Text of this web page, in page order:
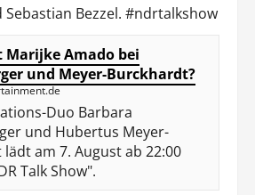
Bezzel. #ndrtalkshow
Marijke Amado bei
und Meyer-Burckhardt?
Duo Barbara
und Hubertus Meyer-
am 7. August ab 22:00
Talk Show".